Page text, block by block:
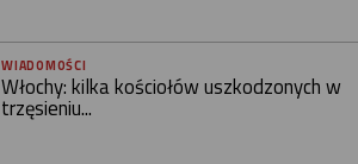
WIADOMOŚCI
Włochy: kilka kościołów uszkodzonych w
trzęsieniu...